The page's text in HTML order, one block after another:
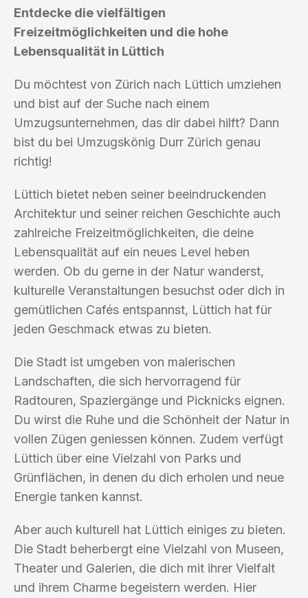
Entdecke die vielfältigen
Freizeitmöglichkeiten und die hohe
Lebensqualität in Lüttich
Du möchtest von Zürich nach Lüttich umziehen
und bist auf der Suche nach einem
Umzugsunternehmen, das dir dabei hilft? Dann
bist du bei Umzugskönig Durr Zürich genau
richtig!
Lüttich bietet neben seiner beeindruckenden
Architektur und seiner reichen Geschichte auch
zahlreiche Freizeitmöglichkeiten, die deine
Lebensqualität auf ein neues Level heben
werden. Ob du gerne in der Natur wanderst,
kulturelle Veranstaltungen besuchst oder dich in
gemütlichen Cafés entspannst, Lüttich hat für
jeden Geschmack etwas zu bieten.
Die Stadt ist umgeben von malerischen
Landschaften, die sich hervorragend für
Radtouren, Spaziergänge und Picknicks eignen.
Du wirst die Ruhe und die Schönheit der Natur in
vollen Zügen geniessen können. Zudem verfügt
Lüttich über eine Vielzahl von Parks und
Grünflächen, in denen du dich erholen und neue
Energie tanken kannst.
Aber auch kulturell hat Lüttich einiges zu bieten.
Die Stadt beherbergt eine Vielzahl von Museen,
Theater und Galerien, die dich mit ihrer Vielfalt
und ihrem Charme begeistern werden. Hier